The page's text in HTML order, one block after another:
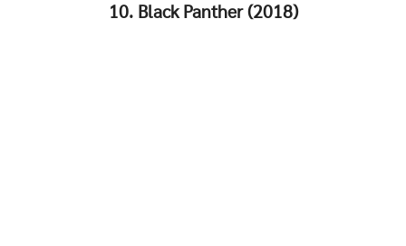
10. Black Panther (2018)